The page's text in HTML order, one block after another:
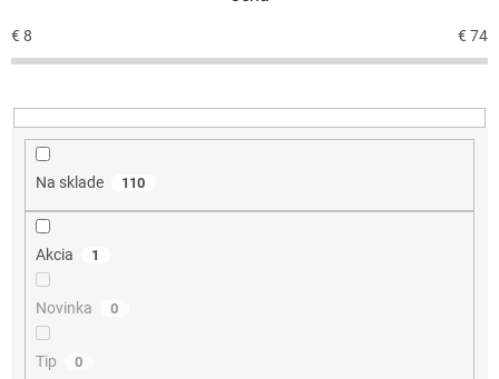
r
o
u
k
€ 8 € 74
Na sklade 110
Akcia 1
Novinka 0
Tip 0